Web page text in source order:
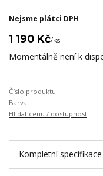
Nejsme plátci DPH
1 190 Kč/ks
Momentálně není k
Číslo produktu:
Barva:
Hlídat cenu / dostupnost
Kompletní specifikace